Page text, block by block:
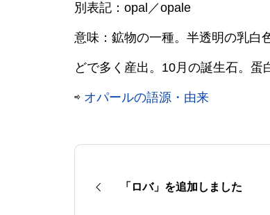
いて
別表記：opal／opale
意味：鉱物の一種。半透明の乳白
どで多く産出。10月の誕生石。蛋
⇨ オパールの語源・由来
「ロバ」を追加しました